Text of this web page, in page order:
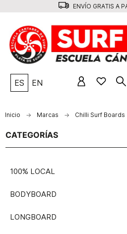
ENVÍO GRATIS A
ES EN
Inicio Marcas Chilli Surf Boards
CATEGORÍAS
100% LOCAL
BODYBOARD
LONGBOARD